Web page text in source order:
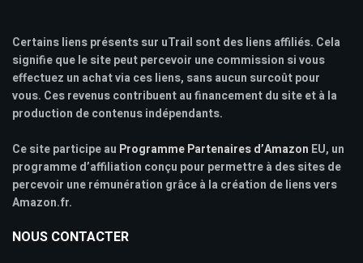
Certains liens présents sur uTrail sont des liens affiliés. Cela
signifie que le site peut percevoir une commission si vous
effectuez un achat via ces liens, sans aucun surcoût pour
vous. Ces revenus contribuent au financement du site et à la
production de contenus indépendants.
Ce site participe au Programme Partenaires d’Amazon EU, un
programme d’affiliation conçu pour permettre à des sites de
percevoir une rémunération grâce à la création de liens vers
Amazon.fr.
NOUS CONTACTER